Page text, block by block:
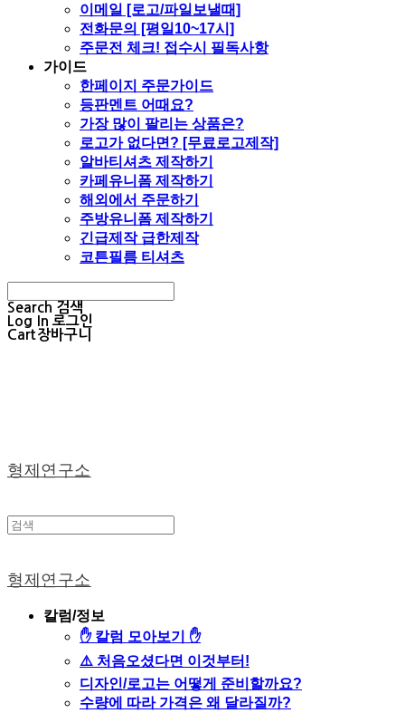
이메일 [로고/파일보낼때]
전화문의 [평일10~17시]
주문전 체크! 접수시 필독사항
가이드
한페이지 주문가이드
등판멘트 어때요?
가장 많이 팔리는 상품은?
로고가 없다면? [무료로고제작]
알바티셔츠 제작하기
카페유니폼 제작하기
해외에서 주문하기
주방유니폼 제작하기
긴급제작 급한제작
코튼필름 티셔츠
Search 검색
Log In 로그인
Cart장바구니
형제연구소
형제연구소
칼럼/정보
✋ 칼럼 모아보기 ✋
⚠️ 처음오셨다면 이것부터!
디자인/로고는 어떻게 준비할까요?
수량에 따라 가격은 왜 달라질까?